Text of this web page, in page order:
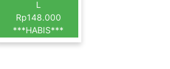
L
Rp148.000
***HABIS***